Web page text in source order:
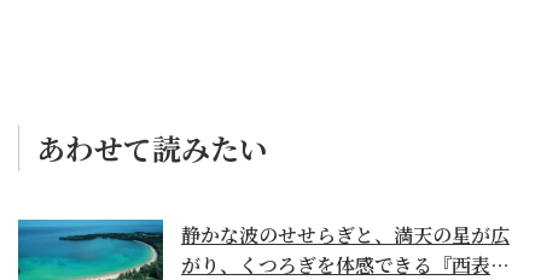
あわせて読みたい
静かな波のせせらぎと、満天の星が広
がり、くつろぎを体感できる『西表島